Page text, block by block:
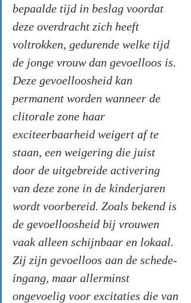
bepaalde tijd in beslag voordat
deze overdracht zich heeft
voltrokken, gedurende welke tijd
de jonge vrouw dan gevoelloos is.
Deze gevoelloosheid kan
permanent worden wanneer de
clitorale zone haar
exciteerbaarheid weigert af te
staan, een weigering die juist
door de uitgebreide activering
van deze zone in de kinderjaren
wordt voorbereid. Zoals bekend is
de gevoelloosheid bij vrouwen
vaak alleen schijnbaar en lokaal.
Zij zijn gevoelloos aan de schede-
ingang, maar allerminst
ongevoelig voor excitaties die van